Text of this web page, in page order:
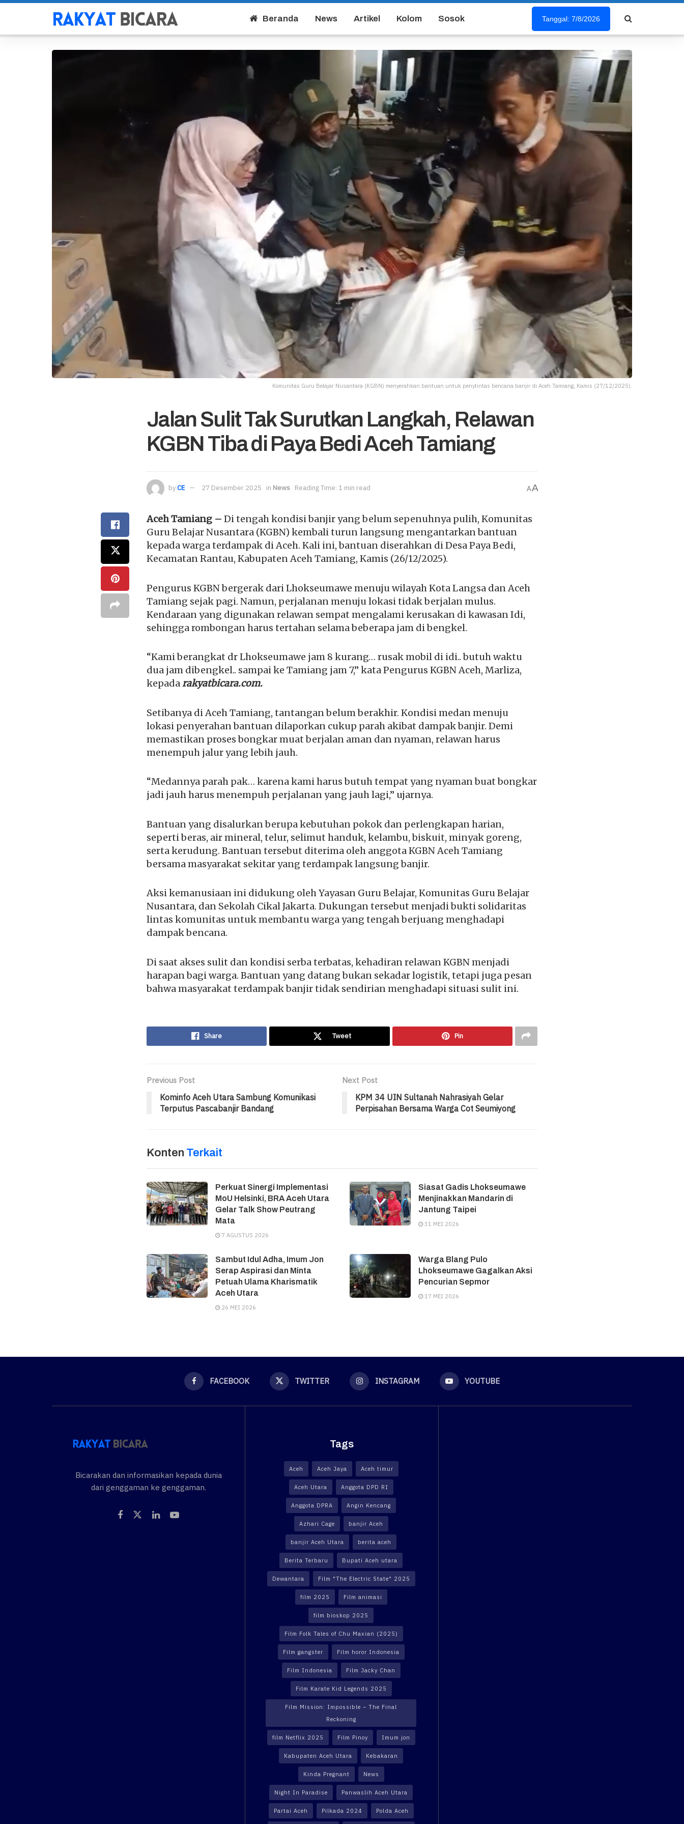
Beranda News Artikel Kolom Sosok Tanggal: 7/8/2026
Komunitas Guru Belajar Nusantara (KGBN) menyerahkan bantuan untuk penytintas bencana banjir di Aceh Tamiang, Kamis (27/12/2025).
Jalan Sulit Tak Surutkan Langkah, Relawan
KGBN Tiba di Paya Bedi Aceh Tamiang
byCE 27 Desember 2025 in News Reading Time: 1 min read AA
Aceh Tamiang – Di tengah kondisi banjir yang belum sepenuhnya pulih, Komunitas
Guru Belajar Nusantara (KGBN) kembali turun langsung mengantarkan bantuan
kepada warga terdampak di Aceh. Kali ini, bantuan diserahkan di Desa Paya Bedi,
Kecamatan Rantau, Kabupaten Aceh Tamiang, Kamis (26/12/2025).
Pengurus KGBN bergerak dari Lhokseumawe menuju wilayah Kota Langsa dan Aceh
Tamiang sejak pagi. Namun, perjalanan menuju lokasi tidak berjalan mulus.
Kendaraan yang digunakan relawan sempat mengalami kerusakan di kawasan Idi,
sehingga rombongan harus tertahan selama beberapa jam di bengkel.
“Kami berangkat dr Lhokseumawe jam 8 kurang… rusak mobil di idi.. butuh waktu
dua jam dibengkel.. sampai ke Tamiang jam 7,” kata Pengurus KGBN Aceh, Marliza,
kepadarakyatbicara.com.
Setibanya di Aceh Tamiang, tantangan belum berakhir. Kondisi medan menuju
lokasi penyerahan bantuan dilaporkan cukup parah akibat dampak banjir. Demi
memastikan proses bongkar muat berjalan aman dan nyaman, relawan harus
menempuh jalur yang lebih jauh.
“Medannya parah pak… karena kami harus butuh tempat yang nyaman buat bongkar
jadi jauh harus menempuh perjalanan yang jauh lagi,” ujarnya.
Bantuan yang disalurkan berupa kebutuhan pokok dan perlengkapan harian,
seperti beras, air mineral, telur, selimut handuk, kelambu, biskuit, minyak goreng,
serta kerudung. Bantuan tersebut diterima oleh anggota KGBN Aceh Tamiang
bersama masyarakat sekitar yang terdampak langsung banjir.
Aksi kemanusiaan ini didukung oleh Yayasan Guru Belajar, Komunitas Guru Belajar
Nusantara, dan Sekolah Cikal Jakarta. Dukungan tersebut menjadi bukti solidaritas
lintas komunitas untuk membantu warga yang tengah berjuang menghadapi
dampak bencana.
Di saat akses sulit dan kondisi serba terbatas, kehadiran relawan KGBN menjadi
harapan bagi warga. Bantuan yang datang bukan sekadar logistik, tetapi juga pesan
bahwa masyarakat terdampak banjir tidak sendirian menghadapi situasi sulit ini.
Share Tweet Pin
Previous Post
Kominfo Aceh Utara Sambung Komunikasi
Terputus Pascabanjir Bandang
Next Post
KPM 34 UIN Sultanah Nahrasiyah Gelar
Perpisahan Bersama Warga Cot Seumiyong
Konten Terkait
Perkuat Sinergi Implementasi
MoU Helsinki, BRA Aceh Utara
Gelar Talk Show Peutrang
Mata
7 AGUSTUS 2026
Siasat Gadis Lhokseumawe
Menjinakkan Mandarin di
Jantung Taipei
31 MEI 2026
Sambut Idul Adha, Imum Jon
Serap Aspirasi dan Minta
Petuah Ulama Kharismatik
Aceh Utara
26 MEI 2026
Warga Blang Pulo
Lhokseumawe Gagalkan Aksi
Pencurian Sepmor
17 MEI 2026
FACEBOOK TWITTER INSTAGRAM YOUTUBE
Bicarakan dan informasikan kepada dunia
dari genggaman ke genggaman.
Tags
Aceh Aceh Jaya Aceh timur
Aceh Utara Anggota DPD RI
Anggota DPRA Angin Kencang
Azhari Cage banjir Aceh
banjir Aceh Utara berita aceh
Berita Terbaru Bupati Aceh utara
Dewantara Film "The Electric State" 2025
film 2025 Film animasi
film bioskop 2025
Film Folk Tales of Chu Maxian (2025)
Film gangster Film horor Indonesia
Film Indonesia Film Jacky Chan
Film Karate Kid Legends 2025
Film Mission: Impossible – The Final
Reckoning
film Netflix 2025 Film Pinoy Imum jon
Kabupaten Aceh Utara Kebakaran
Kinda Pregnant News
Night In Paradise Panwaslih Aceh Utara
Partai Aceh Pilkada 2024 Polda Aceh